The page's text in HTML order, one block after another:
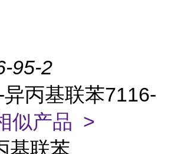
95-2
异丙基联苯7116-
似产品 >
基联苯